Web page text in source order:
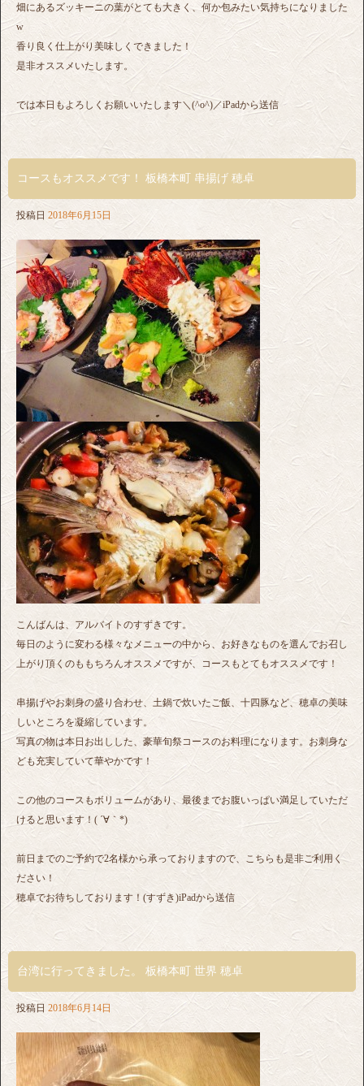
畑にあるズッキーニの葉がとても大きく、何か包みたい気持ちになりました
w
香り良く仕上がり美味しくできました！
是非オススメいたします。
では本日もよろしくお願いいたします＼(^o^)／iPadから送信
コースもオススメです！ 板橋本町 串揚げ 穂卓
投稿日 2018年6月15日
こんばんは、アルバイトのすずきです。
毎日のように変わる様々なメニューの中から、お好きなものを選んでお召し
上がり頂くのももちろんオススメですが、コースもとてもオススメです！
串揚げやお刺身の盛り合わせ、土鍋で炊いたご飯、十四豚など、穂卓の美味
しいところを凝縮しています。
写真の物は本日お出しした、豪華旬祭コースのお料理になります。お刺身な
ども充実していて華やかです！
この他のコースもボリュームがあり、最後までお腹いっぱい満足していただ
けると思います！( ´∀｀*)
前日までのご予約で2名様から承っておりますので、こちらも是非ご利用く
ださい！
穂卓でお待ちしております！(すずき)iPadから送信
台湾に行ってきました。 板橋本町 世界 穂卓
投稿日 2018年6月14日